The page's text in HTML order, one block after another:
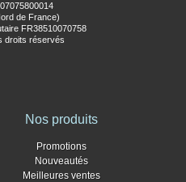
de France)
FR38510070758
droits réservés
Nos produits
Promotions
Nouveautés
Meilleures ventes